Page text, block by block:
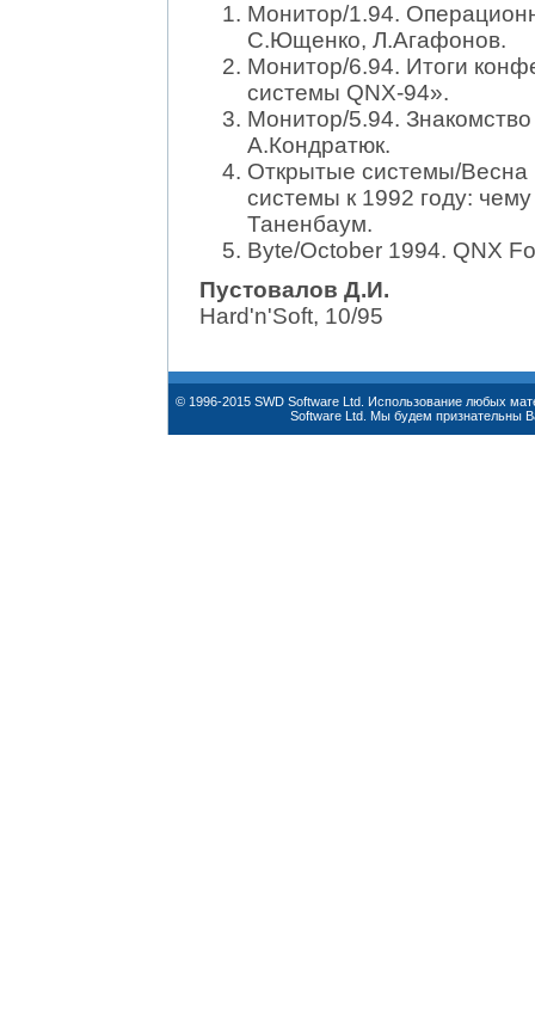
Монитор/1.94.
С.Ющенко, Л.Агафонов.
Монитор/6.94. Итоги
системы QNX-94».
Монитор/5.94.
А.Кондратюк.
Открытые системы/
системы к 1992 году:
Таненбаум.
Byte/October 1994. QNX
Пустовалов Д.И.
Hard'n'Soft, 10/95
© 1996-2015 SWD Software Ltd. Использование любых
Software Ltd. Мы будем признательны